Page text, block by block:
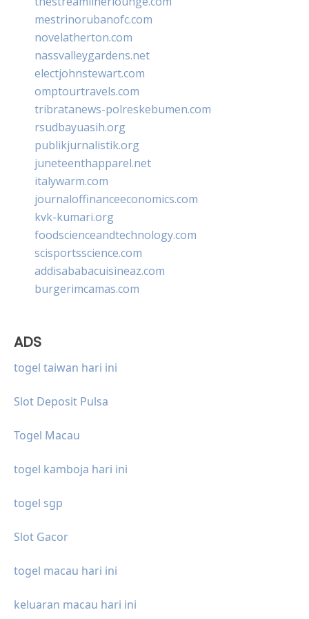
mestrinorubanofc.com
novelatherton.com
nassvalleygardens.net
electjohnstewart.com
omptourtravels.com
tribratanews-polreskebumen.com
rsudbayuasih.org
publikjurnalistik.org
juneteenthapparel.net
italywarm.com
journaloffinanceeconomics.com
kvk-kumari.org
foodscienceandtechnology.com
scisportsscience.com
addisababacuisineaz.com
burgerimcamas.com
ADS
togel taiwan hari ini
Slot Deposit Pulsa
Togel Macau
togel kamboja hari ini
togel sgp
Slot Gacor
togel macau hari ini
keluaran macau hari ini